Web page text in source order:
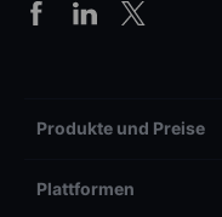
Produkte und Preise
Plattformen